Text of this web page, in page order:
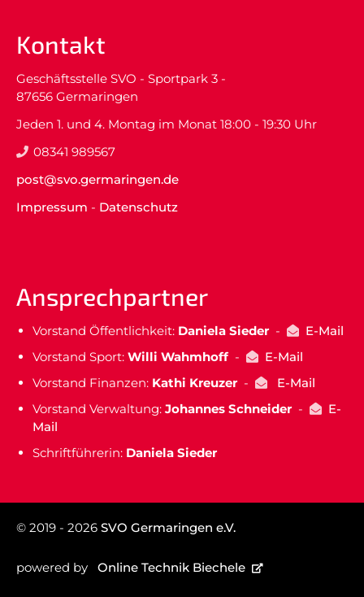
Kontakt
Geschäftsstelle SVO - Sportpark 3 -
87656 Germaringen
Jeden 1. und 4. Montag im Monat 18:00 - 19:30 Uhr
08341 989567
post@svo.germaringen.de
Impressum - Datenschutz
Ansprechpartner
Vorstand Öffentlichkeit: Daniela Sieder-
E-Mail
Vorstand Sport: Willi Wahmhoff-
E-Mail
Vorstand Finanzen: Kathi Kreuzer-
E-Mail
Vorstand Verwaltung: Johannes Schneider -
E-
Mail
Schriftführerin: Daniela Sieder
© 2019 - 2026 SVO Germaringen e.V.
powered by Online Technik Biechele